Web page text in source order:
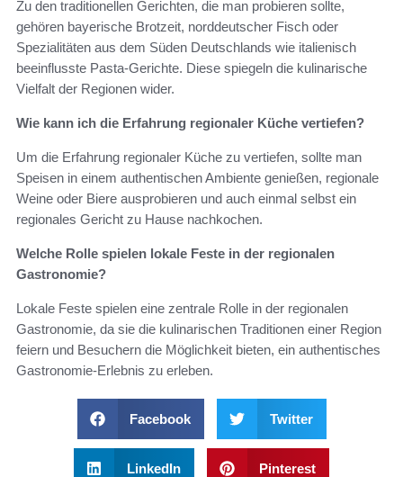
Zu den traditionellen Gerichten, die man probieren sollte,
gehören bayerische Brotzeit, norddeutscher Fisch oder
Spezialitäten aus dem Süden Deutschlands wie italienisch
beeinflusste Pasta-Gerichte. Diese spiegeln die kulinarische
Vielfalt der Regionen wider.
Wie kann ich die Erfahrung regionaler Küche vertiefen?
Um die Erfahrung regionaler Küche zu vertiefen, sollte man
Speisen in einem authentischen Ambiente genießen, regionale
Weine oder Biere ausprobieren und auch einmal selbst ein
regionales Gericht zu Hause nachkochen.
Welche Rolle spielen lokale Feste in der regionalen
Gastronomie?
Lokale Feste spielen eine zentrale Rolle in der regionalen
Gastronomie, da sie die kulinarischen Traditionen einer Region
feiern und Besuchern die Möglichkeit bieten, ein authentisches
Gastronomie-Erlebnis zu erleben.
Facebook Twitter
LinkedIn Pinterest